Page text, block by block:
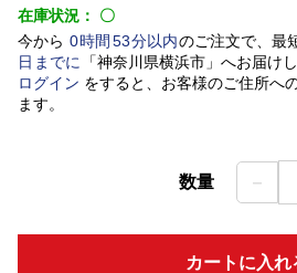
在庫状況： 〇
今から 0時間 53分以内のご注文で、最
日 までに 「神奈川県横浜市」 へお届けし
ログイン をすると、お客様のご住所へ
ます。
数量 －
カートに入れ